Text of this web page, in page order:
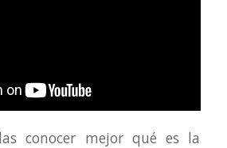
conocer mejor qué es la